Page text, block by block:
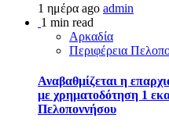
1 ημέρα ago admin
1 min read
Αρκαδία
Περιφέρεια
Αναβαθμίζεται η
με χρηματοδότηση 1
Πελοποννήσου